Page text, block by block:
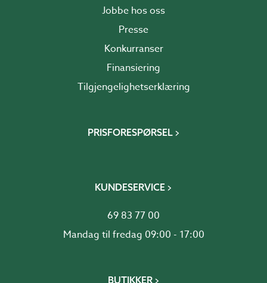
Jobbe hos oss
Presse
Konkurranser
Finansiering
Tilgjengelighetserklæring
PRISFORESPØRSEL
KUNDESERVICE
69 83 77 00
Mandag til fredag 09:00 - 17:00
BUTIKKER